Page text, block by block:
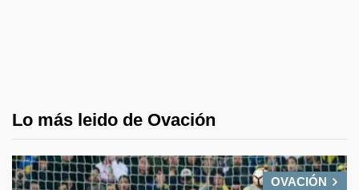
Lo más leido de Ovación
OVACIÓN